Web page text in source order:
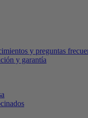
y preguntas
y garantía